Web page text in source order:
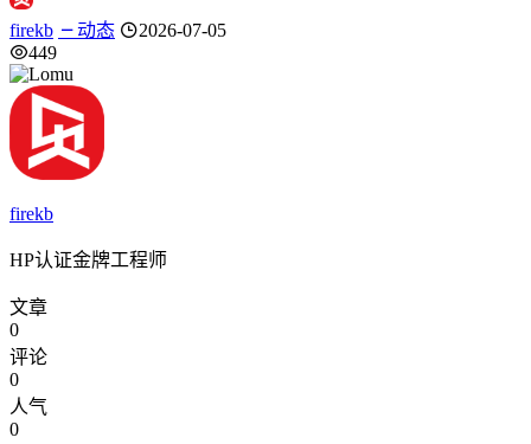
firekb 动态
2026-07-05
449
firekb
HP认证金牌工程师
文章
0
评论
0
人气
0